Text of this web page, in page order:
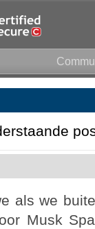
als we
Musk